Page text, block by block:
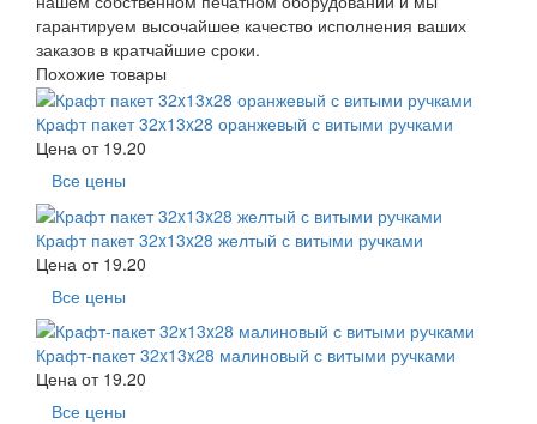
гарантируем высочайшее качество исполнения ваших
заказов в кратчайшие сроки.
Похожие товары
Крафт пакет 32x13x28 оранжевый с витыми ручками
Цена от 19.20
Все цены
Крафт пакет 32x13x28 желтый с витыми ручками
Цена от 19.20
Все цены
Крафт-пакет 32x13x28 малиновый с витыми ручками
Цена от 19.20
Все цены